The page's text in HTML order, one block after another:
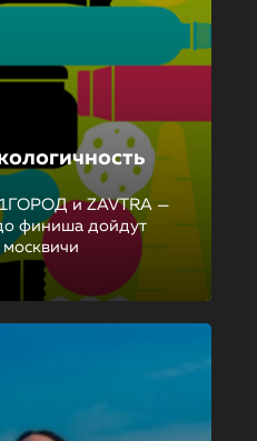
и ZAVTRA —
финиша дойдут